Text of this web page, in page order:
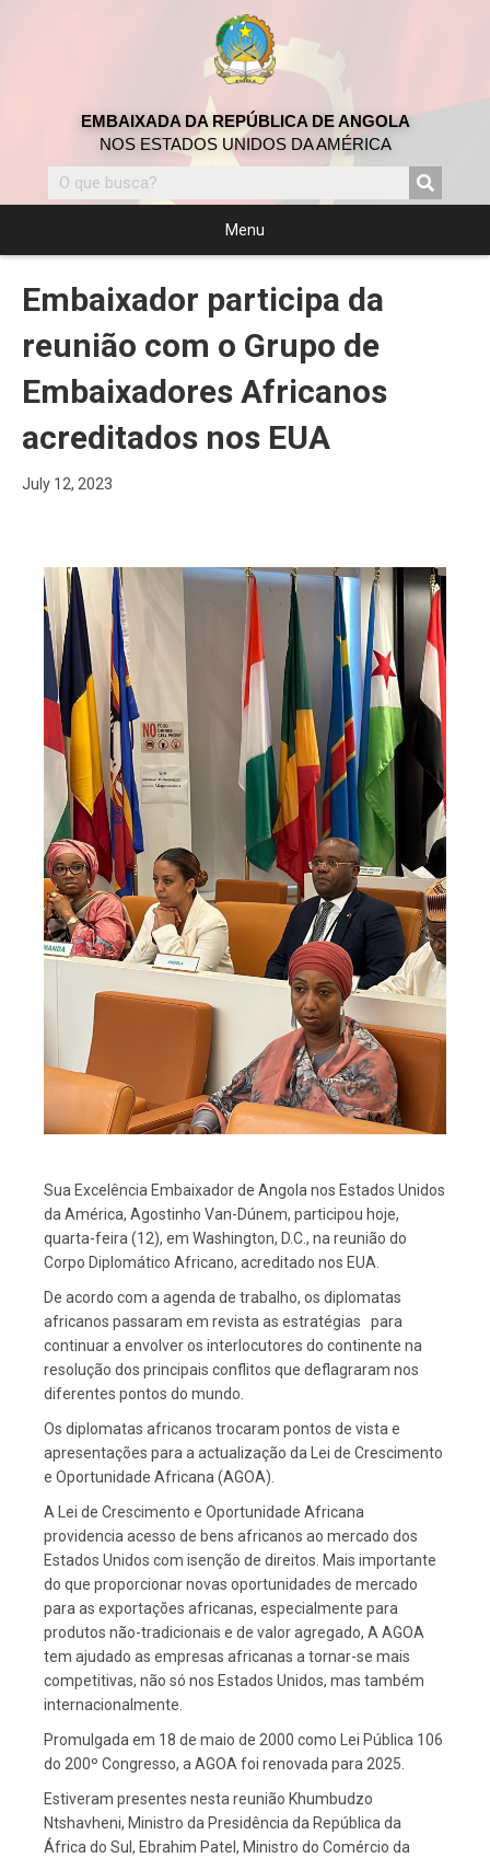
EMBAIXADA DA REPÚBLICA DE ANGOLA
NOS ESTADOS UNIDOS DA AMÉRICA
Menu
Embaixador participa da
reunião com o Grupo de
Embaixadores Africanos
acreditados nos EUA
July 12, 2023
Sua Excelência Embaixador de Angola nos Estados Unidos
da América, Agostinho Van-Dúnem, participou hoje,
quarta-feira (12), em Washington, D.C., na reunião do
Corpo Diplomático Africano, acreditado nos EUA.
De acordo com a agenda de trabalho, os diplomatas
africanos passaram em revista as estratégias para
continuar a envolver os interlocutores do continente na
resolução dos principais conflitos que deflagraram nos
diferentes pontos do mundo.
Os diplomatas africanos trocaram pontos de vista e
apresentações para a actualização da Lei de Crescimento
e Oportunidade Africana (AGOA).
A Lei de Crescimento e Oportunidade Africana
providencia acesso de bens africanos ao mercado dos
Estados Unidos com isenção de direitos. Mais importante
do que proporcionar novas oportunidades de mercado
para as exportações africanas, especialmente para
produtos não-tradicionais e de valor agregado, A AGOA
tem ajudado as empresas africanas a tornar-se mais
competitivas, não só nos Estados Unidos, mas também
internacionalmente.
Promulgada em 18 de maio de 2000 como Lei Pública 106
do 200º Congresso, a AGOA foi renovada para 2025.
Estiveram presentes nesta reunião Khumbudzo
Ntshavheni, Ministro da Presidência da República da
África do Sul, Ebrahim Patel, Ministro do Comércio da